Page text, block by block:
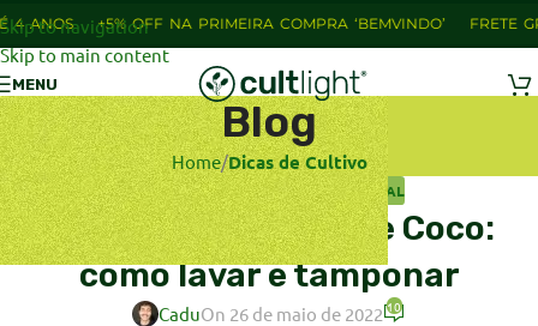
Skip to navigation
Skip to main content
NA PRIMEIRA COMPRA ‘BEMVINDO’ FRETE GRÁTIS PARA RJ E
MENU
Blog
Home/Dicas de Cultivo
DICAS DE CULTIVO,CULTIVO MINERAL
Cultivar com Fibra de Coco:
como lavar e tamponar
CaduOn 26 de maio de 2022 10